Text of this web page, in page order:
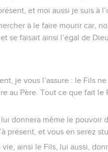
et moi aussi je suis à
à le faire mourir car,
se faisait ainsi l’égal de Dieu.
je vous l’assure : le Fils
au Père. Tout ce que fait le
donnera même le pouvoir
présent, et vous en serez
ainsi le Fils, lui aussi,